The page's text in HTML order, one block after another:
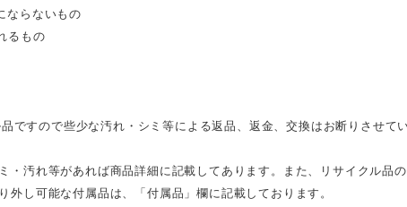
ならないもの
るもの
すので些少な汚れ・シミ等による返品、返金、交換はお断りさせて
・汚れ等があれば商品詳細に記載してあります。また、リサイクル品
し可能な付属品は、「付属品」欄に記載しております。